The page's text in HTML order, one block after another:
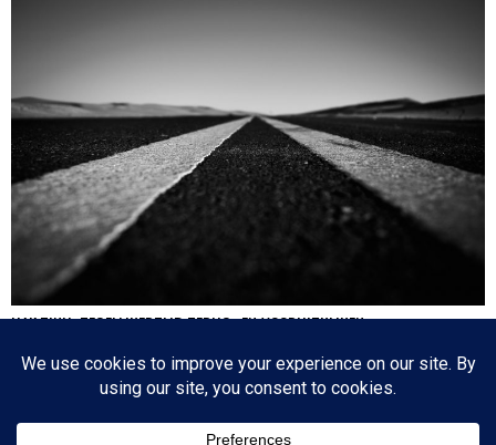
HA’AZINU: TEGELIJKERTIJD TERUG- EN VOORUITKIJKEN
oktober 2020 begonnen: de eerste parasja van het jaar. Het zijn dagen die
tegenstrijdige emoties oproepen: aan de ene kant lezen we over de laatste dagen